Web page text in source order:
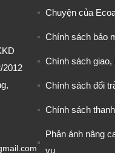
2012
Chuyện của
Chính sách bảo
Chính sách giao,
Chính sách đổi
Chính sách
Phản ánh nâng
vụ